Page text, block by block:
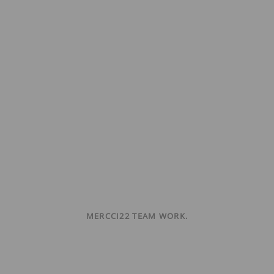
MERCCI22 TEAM WORK.